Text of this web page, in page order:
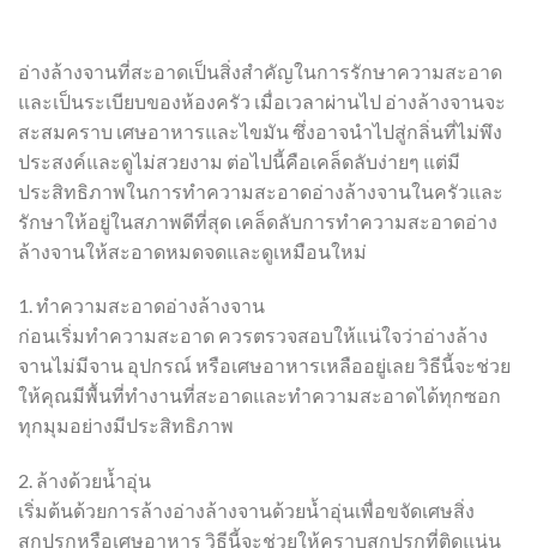
อ่างล้างจานที่สะอาดเป็นสิ่งสำคัญในการรักษาความสะอาด
และเป็นระเบียบของห้องครัว เมื่อเวลาผ่านไป อ่างล้างจานจะ
สะสมคราบ เศษอาหารและไขมัน ซึ่งอาจนำไปสู่กลิ่นที่ไม่พึง
ประสงค์และดูไม่สวยงาม ต่อไปนี้คือเคล็ดลับง่ายๆ แต่มี
ประสิทธิภาพในการทำความสะอาดอ่างล้างจานในครัวและ
รักษาให้อยู่ในสภาพดีที่สุด เคล็ดลับการทำความสะอาดอ่าง
ล้างจานให้สะอาดหมดจดและดูเหมือนใหม่
1. ทำความสะอาดอ่างล้างจาน
ก่อนเริ่มทำความสะอาด ควรตรวจสอบให้แน่ใจว่าอ่างล้าง
จานไม่มีจาน อุปกรณ์ หรือเศษอาหารเหลืออยู่เลย วิธีนี้จะช่วย
ให้คุณมีพื้นที่ทำงานที่สะอาดและทำความสะอาดได้ทุกซอก
ทุกมุมอย่างมีประสิทธิภาพ
2. ล้างด้วยน้ำอุ่น
เริ่มต้นด้วยการล้างอ่างล้างจานด้วยน้ำอุ่นเพื่อขจัดเศษสิ่ง
สกปรกหรือเศษอาหาร วิธีนี้จะช่วยให้คราบสกปรกที่ติดแน่น